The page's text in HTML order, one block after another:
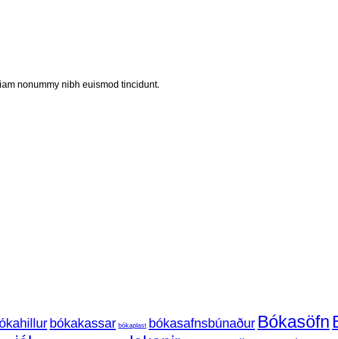
nonummy nibh euismod tincidunt.
bókakassar bókaplast bókasafnsbúnaður Bókasöfn